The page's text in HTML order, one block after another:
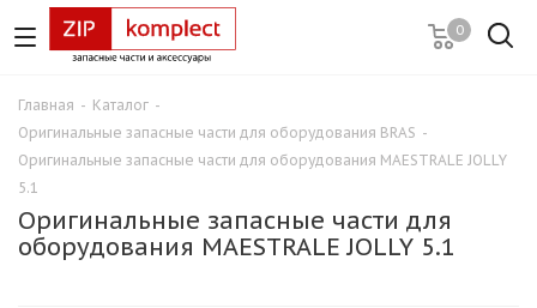
0
Главная - Каталог -
Оригинальные запасные части для оборудования BRAS -
Оригинальные запасные части для оборудования MAESTRALE JOLLY
5.1
Оригинальные запасные части для
оборудования MAESTRALE JOLLY 5.1